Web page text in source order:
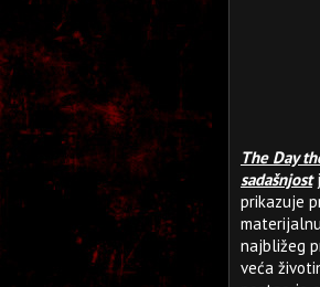
The Day
sadašnjost
prikazuje
najbližeg
veća